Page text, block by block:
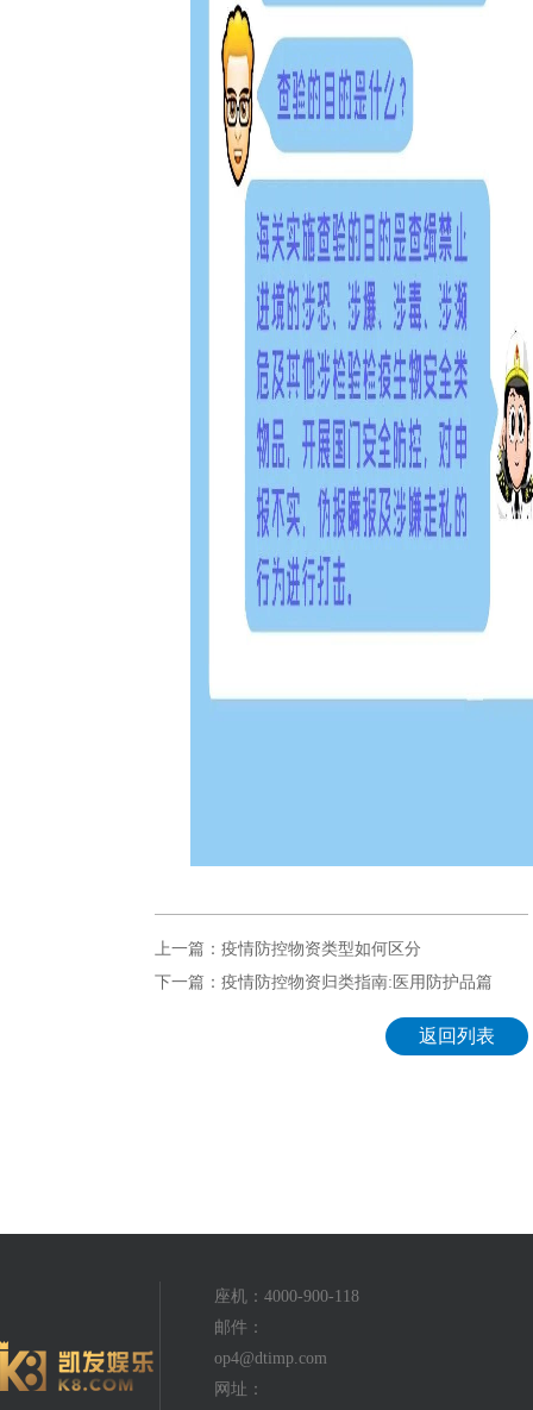
上一篇：疫情防控物资类型如何区分
下一篇：疫情防控物资归类指南:医用防护品篇
返回列表
座机：4000-900-118
邮件：
op4@dtimp.com
网址：